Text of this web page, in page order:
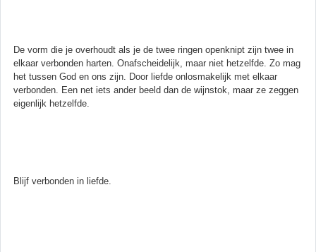
De vorm die je overhoudt als je de twee ringen openknipt zijn twee in
elkaar verbonden harten. Onafscheidelijk, maar niet hetzelfde. Zo mag
het tussen God en ons zijn. Door liefde onlosmakelijk met elkaar
verbonden. Een net iets ander beeld dan de wijnstok, maar ze zeggen
eigenlijk hetzelfde.
Blijf verbonden in liefde.